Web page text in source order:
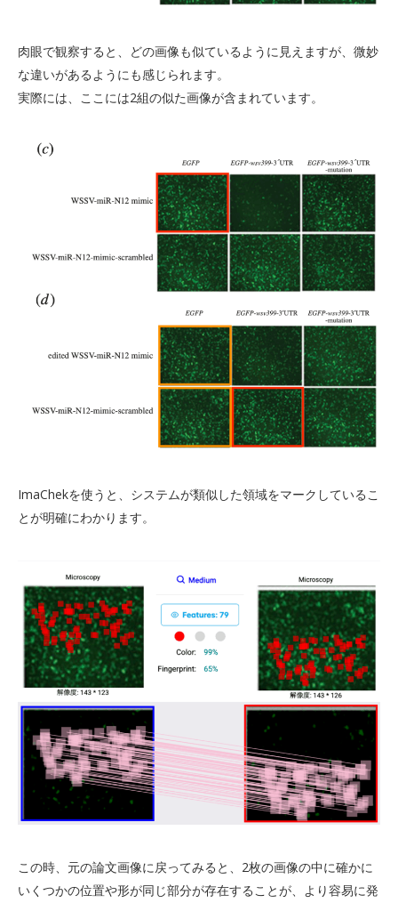
⾁眼で観察すると、どの画像も似ているように⾒えますが、微妙
な違いがあるようにも感じられます。
実際には、ここには2組の似た画像が含まれています。
ImaChekを使うと、システムが類似した領域をマークしているこ
とが明確にわかります。
この時、元の論文画像に戻ってみると、2枚の画像の中に確かに
いくつかの位置や形が同じ部分が存在することが、より容易に発